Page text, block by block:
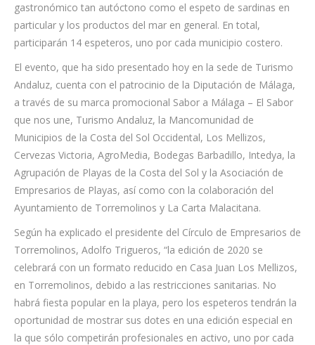
gastronómico tan autóctono como el espeto de sardinas en
particular y los productos del mar en general. En total,
participarán 14 espeteros, uno por cada municipio costero.
El evento, que ha sido presentado hoy en la sede de Turismo
Andaluz, cuenta con el patrocinio de la Diputación de Málaga,
a través de su marca promocional Sabor a Málaga – El Sabor
que nos une, Turismo Andaluz, la Mancomunidad de
Municipios de la Costa del Sol Occidental, Los Mellizos,
Cervezas Victoria, AgroMedia, Bodegas Barbadillo, Intedya, la
Agrupación de Playas de la Costa del Sol y la Asociación de
Empresarios de Playas, así como con la colaboración del
Ayuntamiento de Torremolinos y La Carta Malacitana.
Según ha explicado el presidente del Círculo de Empresarios de
Torremolinos, Adolfo Trigueros, “la edición de 2020 se
celebrará con un formato reducido en Casa Juan Los Mellizos,
en Torremolinos, debido a las restricciones sanitarias. No
habrá fiesta popular en la playa, pero los espeteros tendrán la
oportunidad de mostrar sus dotes en una edición especial en
la que sólo competirán profesionales en activo, uno por cada